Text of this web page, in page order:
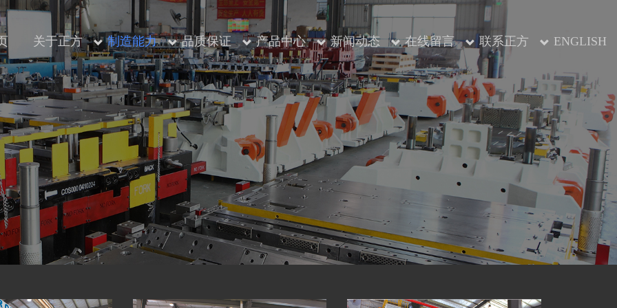
关于正方 制造能力 品质保证 产品中心 新闻动态 在线留言 联系正方 ENGLISH